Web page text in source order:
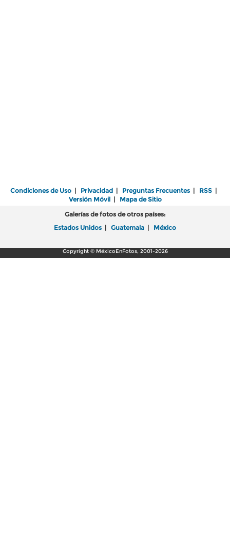
Condiciones de Uso | Privacidad | Preguntas Frecuentes | RSS |
Versión Móvil| Mapa de Sitio
Galerías de fotos de otros países:
Estados Unidos | Guatemala | México
Copyright © MéxicoEnFotos, 2001-2026